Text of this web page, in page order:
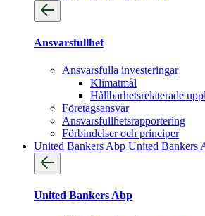
Ansvarsfullhet
Ansvarsfulla investeringar
Klimatmål
Hållbarhetsrelaterade
Företagsansvar
Ansvarsfullhets­rapportering
Förbindelser och principer
United Bankers Abp United Bankers
United Bankers Abp